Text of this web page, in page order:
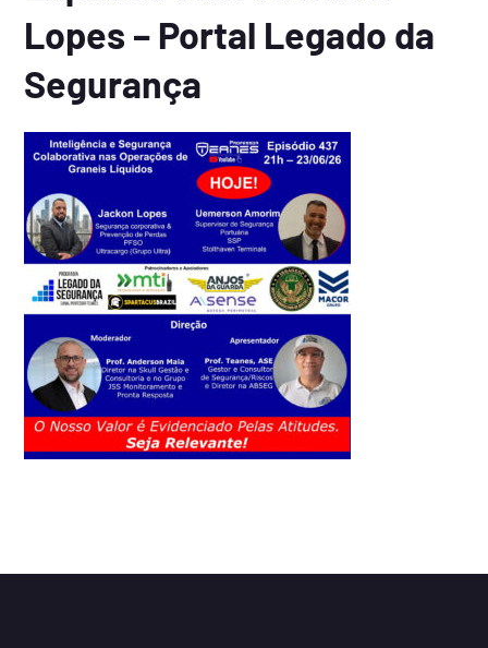
Lopes – Portal Legado da
Segurança